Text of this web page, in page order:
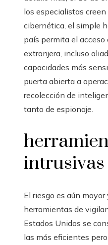
los especialistas
cibernética, el simple
país permita el
extranjera, incluso
capacidades más
puerta abierta a
recolección de
tanto de espionaje.
intrusivas
El riesgo es aún mayor
herramientas de
Estados Unidos se
las más eficientes